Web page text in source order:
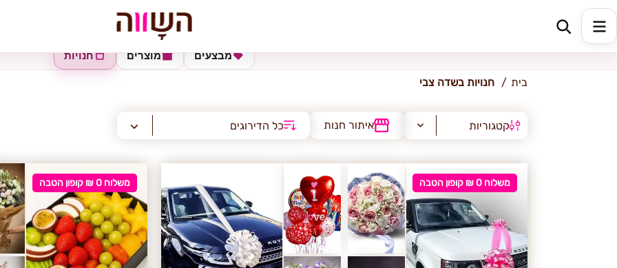
שדה צבי
חנויות מוצרים מבצעים
בית חנויות בשדה צבי
קטגוריות איתור חנות כל הדירוגים
משלוח 0 ₪ קופון הטבה משלוח 0 ₪ קופון הטבה